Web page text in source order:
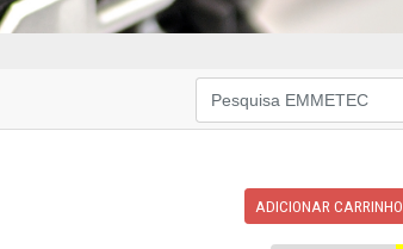
ADICIONAR CARRINHO